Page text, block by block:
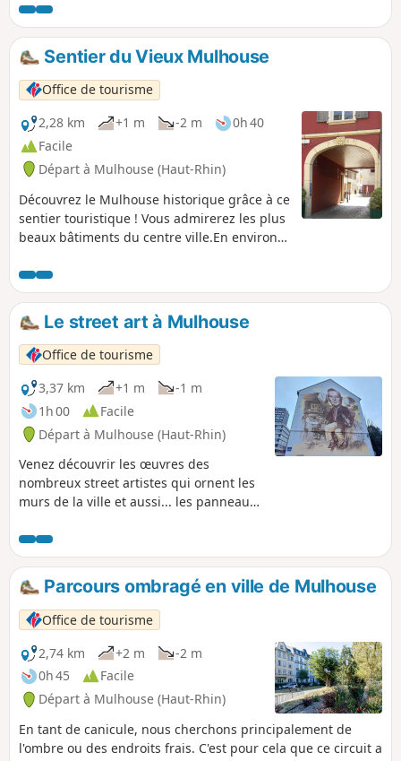
Nouveau Bassin, où sculptures et
installations dialoguent avec l’eau et les
arbres. En quelques pas, laissez-vous
guider par des créations
emblématiques qui révèlent l’esprit
audacieux de la ville.
Sentier du Vieux Mulhouse
Office de tourisme
2,28 km
+1 m -2 m
0h 40
Facile
Départ à Mulhouse (Haut-Rhin)
Découvrez le Mulhouse historique grâce à ce
sentier touristique ! Vous admirerez les plus
beaux bâtiments du centre ville.En environ
médiévales observant les maisons ayant
marqué l'histoire de la ville...
Le street art à Mulhouse
Office de tourisme
3,37 km
+1 m
-1 m
1h 00
Facile
Départ à Mulhouse (Haut-Rhin)
Venez découvrir les œuvres des
nombreux street artistes qui ornent les
murs de la ville et aussi... les panneaux
font partie, entre autres, de ceux qui
embellissent les rues de Mulhouse. À
savoir avant de débuter ce circuit : le
street art étant un art éphémère, il est
possible que certaines œuvres ne soient
plus là lors de votre balade. Toutefois,
nous vous invitons à bien ouvrir les
yeux, elles peuvent aussi bien être
cachées.
Parcours ombragé en ville de Mulhouse
Office de tourisme
2,74 km
+2 m
-2 m
0h 45
Facile
Départ à Mulhouse (Haut-Rhin)
En tant de canicule, nous cherchons principalement de
l'ombre ou des endroits frais. C'est pour cela que ce circuit a